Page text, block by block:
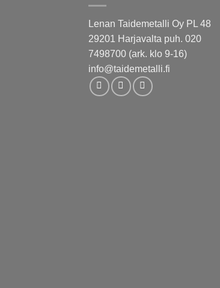
Lenan Taidemetalli Oy PL 48
29201 Harjavalta puh. 020
7498700 (ark. klo 9-16)
info@taidemetalli.fi